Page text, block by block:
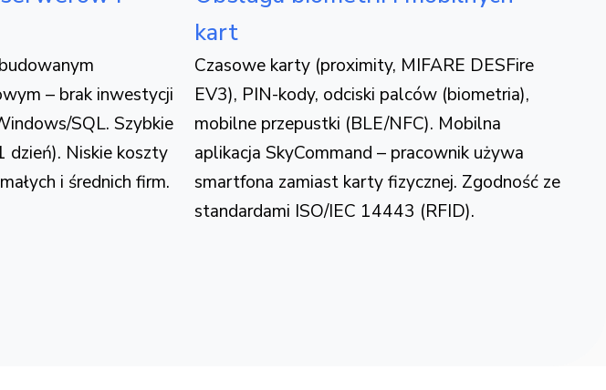
– brak inwestycji
SQL. Szybkie
dzień). Niskie koszty
i średnich firm.
kart
Czasowe karty (proximity, MIFARE DESFire
EV3), PIN-kody, odciski palców (biometria),
mobilne przepustki (BLE/NFC). Mobilna
aplikacja SkyCommand – pracownik używa
smartfona zamiast karty fizycznej. Zgodność ze
standardami ISO/IEC 14443 (RFID).